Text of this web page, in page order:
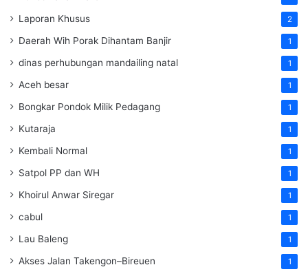
Laporan Khusus 2
Daerah Wih Porak Dihantam Banjir 1
dinas perhubungan mandailing natal 1
Aceh besar 1
Bongkar Pondok Milik Pedagang 1
Kutaraja 1
Kembali Normal 1
Satpol PP dan WH 1
Khoirul Anwar Siregar 1
cabul 1
Lau Baleng 1
Akses Jalan Takengon–Bireuen 1